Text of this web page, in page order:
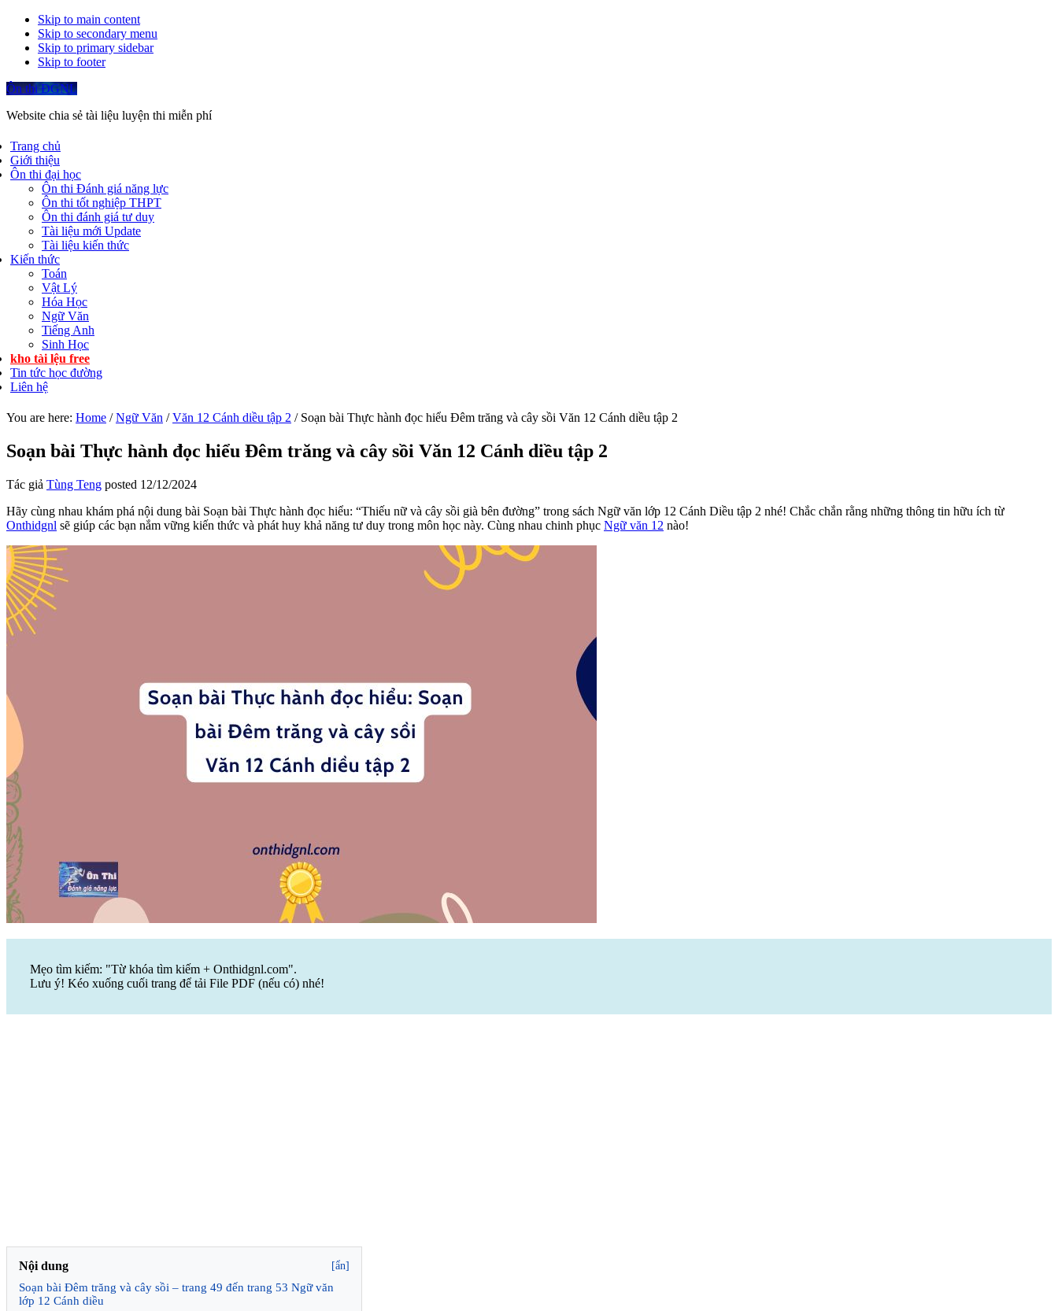
Skip to main content
Skip to secondary menu
Skip to primary sidebar
Skip to footer
Ôn thi ĐGNL
Website chia sẻ tài liệu luyện thi miễn phí
Trang chủ
Giới thiệu
Ôn thi đại học
Ôn thi Đánh giá năng lực
Ôn thi tốt nghiệp THPT
Ôn thi đánh giá tư duy
Tài liệu mới Update
Tài liệu kiến thức
Kiến thức
Toán
Vật Lý
Hóa Học
Ngữ Văn
Tiếng Anh
Sinh Học
kho tài lệu free
Tin tức học đường
Liên hệ
You are here: Home / Ngữ Văn / Văn 12 Cánh diều tập 2 /Soạn bài Thực hành đọc hiểu Đêm trăng và cây sồi Văn 12 Cánh diều tập 2
Soạn bài Thực hành đọc hiểu Đêm trăng và cây sồi Văn 12 Cánh diều tập 2
Tác giả Tùng Teng posted 12/12/2024
Hãy cùng nhau khám phá nội dung bài Soạn bài Thực hành đọc hiểu: “Thiếu nữ và cây sồi già bên đường” trong sách Ngữ văn lớp 12 Cánh Diều tập 2 nhé! Chắc chắn rằng những thông tin hữu ích từ
Onthidgnl sẽ giúp các bạn nắm vững kiến thức và phát huy khả năng tư duy trong môn học này. Cùng nhau chinh phục Ngữ văn 12 nào!
Mẹo tìm kiếm: "Từ khóa tìm kiếm + Onthidgnl.com".
Lưu ý! Kéo xuống cuối trang để tải File PDF (nếu có) nhé!
Nội dung [ẩn]
Soạn bài Đêm trăng và cây sồi – trang 49 đến trang 53 Ngữ văn
lớp 12 Cánh diều